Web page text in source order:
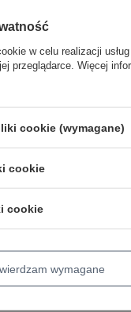
w celu realizacji
przeglądarce. Więcej
cookie (wymagane)
cookie
cookie
wymagane